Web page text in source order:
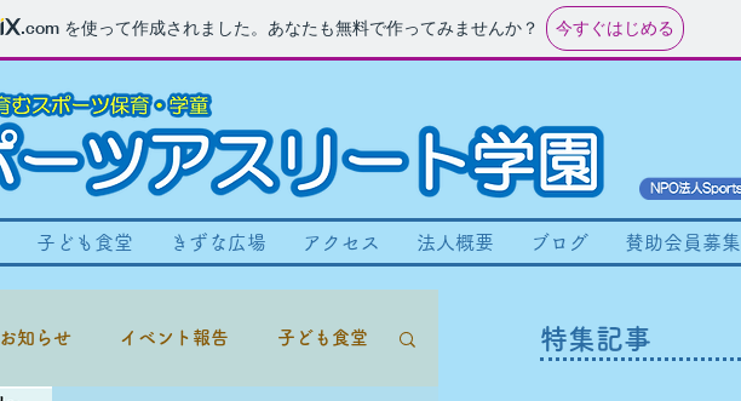
.com を使って作成されました。あなたも無料で作ってみませんか？ 今すぐはじめる
子ども食堂 きずな広場 アクセス 法人概要 ブログ 賛助会員募集
お知らせ イベント報告 子ども食堂 特集記事